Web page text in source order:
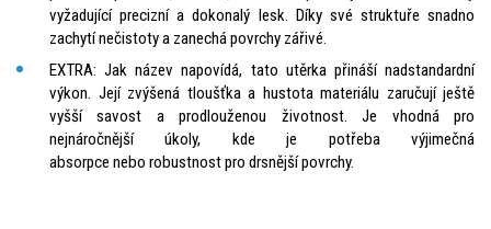
vyžadující precizní a dokonalý lesk. Díky své struktuře snadno
zachytí nečistoty a zanechá povrchy zářivé.
EXTRA: Jak název napovídá, tato utěrka přináší nadstandardní
výkon. Její zvýšená tloušťka a hustota materiálu zaručují ještě
vyšší savost a prodlouženou životnost. Je vhodná pro
nejnáročnější úkoly, kde je potřeba výjimečná
absorpce nebo robustnost pro drsnější povrchy.